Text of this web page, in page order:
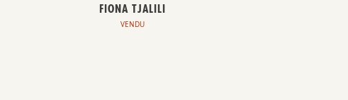
FIONA TJALILI
VENDU